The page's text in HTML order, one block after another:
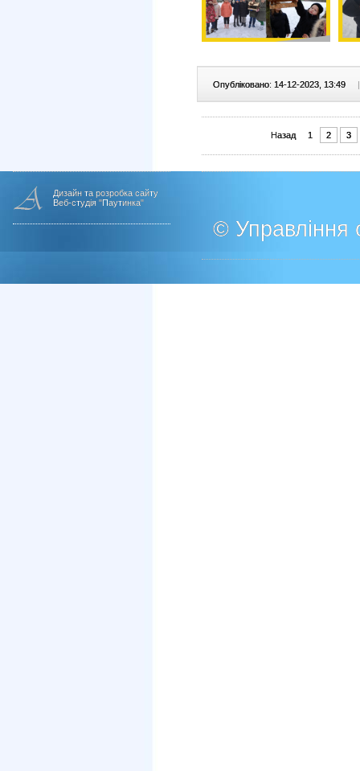
Опубліковано: 14-12-2023, 13:49 |
Назад 1 2 3
Дизайн та розробка сайту
Веб-студія "Паутинка"
© Управління